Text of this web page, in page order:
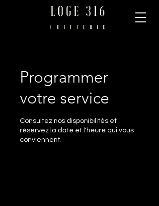
Programmer
votre service
Consultez nos disponibilités et
réservez la date et l'heure qui vous
conviennent.